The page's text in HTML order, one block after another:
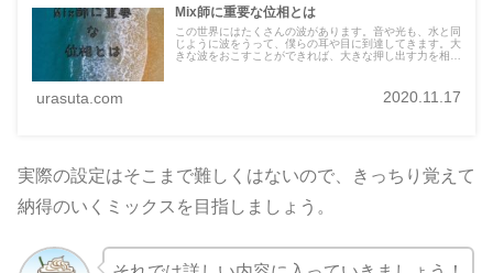
Mix師に重要な位相とは
この世界にはたくさんの波があります。音や光も、水と同
じように波をうって、僕らの耳や目に到達してきます。大
きな波をおこすことができれば、大きな押し出す力を相手
urasuta.com 2020.11.17
実際の設定はそこまで難しくはないので、きっちり覚えて
納得のいくミックスを目指しましょう。